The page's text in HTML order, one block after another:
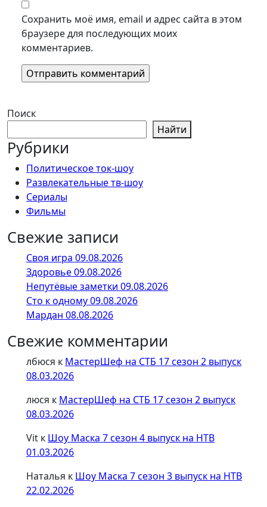
Сохранить моё имя, email и адрес сайта в этом
браузере для последующих моих
комментариев.
Поиск
Найти
Рубрики
Политическое ток-шоу
Развлекательные тв-шоу
Сериалы
Фильмы
Свежие записи
Своя игра 09.08.2026
Здоровье 09.08.2026
Непутёвые заметки 09.08.2026
Сто к одному 09.08.2026
Мардан 08.08.2026
Свежие комментарии
лбюся к МастерШеф на СТБ 17 сезон 2 выпуск
08.03.2026
люся к МастерШеф на СТБ 17 сезон 2 выпуск
08.03.2026
Vit к Шоу Маска 7 сезон 4 выпуск на НТВ
01.03.2026
Наталья к Шоу Маска 7 сезон 3 выпуск на НТВ
22.02.2026